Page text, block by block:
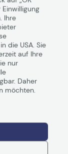
über ein 109
zu 69
Skins für die
und 21 LEDs:
Flaggen der
Frontplatte
Feedback
Rennen,
Fahrzeuge
und
Paddles -
dieses
Renn-Tool,
Einwilligung
Ihre
die USA. Sie
auf Ihre
nur
Daher
möchten.